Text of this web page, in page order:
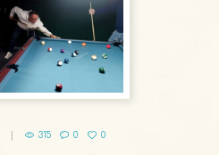
315 0 0